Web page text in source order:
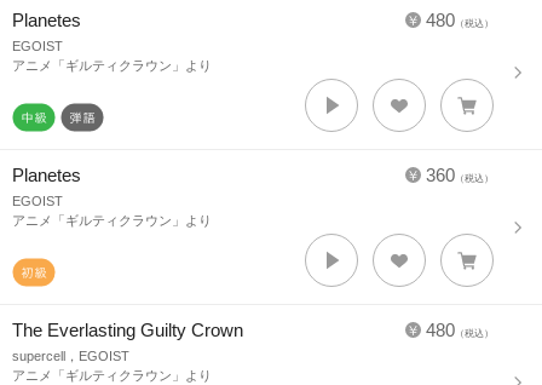
480 （税込）
Planetes
EGOIST
アニメ「ギルティクラウン」より
360 （税込）
Planetes
EGOIST
アニメ「ギルティクラウン」より
480 （税込）
The Everlasting Guilty Crown
supercell，EGOIST
アニメ「ギルティクラウン」より